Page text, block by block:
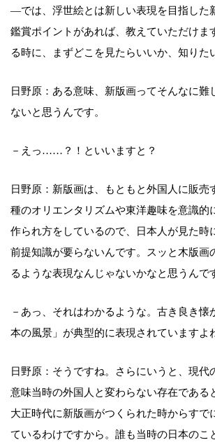
―では、浮世絵とは新しい表現を目指した
鑑賞ポイントがあれば、教えていただけま
る時に、まずどこを見たらいいか、知りた
日野原：ある意味、新版画ってそんなに難
ないと思うんです。
－えっ……？！といいますと？
日野原：新版画は、もともと外国人に販売
種のオリエンタリズムや東洋趣味を意識的
作られ方をしているので、日本人が見た時
前提知識が要らないんです。スッと木版画
るような表現なんじゃないかなと思うんで
－あっ、それはわかるような。古き良き懐
本の風景」が典型的に表現されていますよ
日野原：そうですね。さらにいうと、現代
意味当時の外国人と変わらない存在である
大正時代に新版画がつくられた時からすで
ているわけですから。誰も当時の日本のこ